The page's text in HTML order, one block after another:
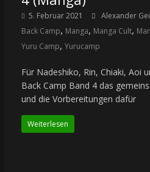
5. Februar 2021 Alexander
Back Camp, Manga, Manga Cult,
Yuru Camp, Yurucamp
Für Nadeshiko, Rin, Chiaki, Aoi
Back Camp Band 4 das
und die Vorbereitungen dafür
Weiterlesen